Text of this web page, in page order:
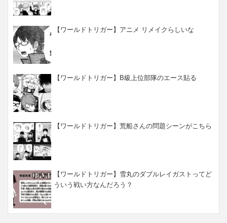
【ワールドトリガー】アニメ リメイクらしいな
【ワールドトリガー】B級上位部隊のエース貼る
【ワールドトリガー】荒船さんの問題シーンがこちら
【ワールドトリガー】雪丸のダブルレイガストってど
ういう戦い方なんだろう？